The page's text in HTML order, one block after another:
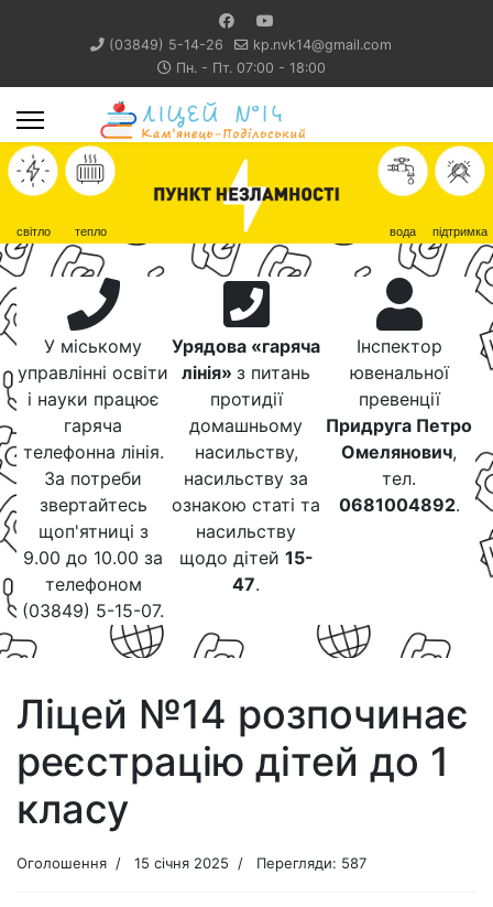
(03849) 5-14-26
kp.nvk14@gmail.com
Пн. - Пт. 07:00 - 18:00
світло тепло вода підтримка
У міському
управлінні освіти
і науки працює
гаряча
телефонна лінія.
За потреби
звертайтесь
щоп'ятниці з
9.00 до 10.00 за
телефоном
(03849) 5-15-07.
Урядова «гаряча
лінія» з питань
протидії
домашньому
насильству,
насильству за
ознакою статі та
насильству
щодо дітей 15-
47.
Інспектор
ювенальної
превенції
Придруга Петро
Омелянович,
тел.
0681004892.
Ліцей №14 розпочинає
реєстрацію дітей до 1
класу
Оголошення 15 січня 2025 Перегляди: 587